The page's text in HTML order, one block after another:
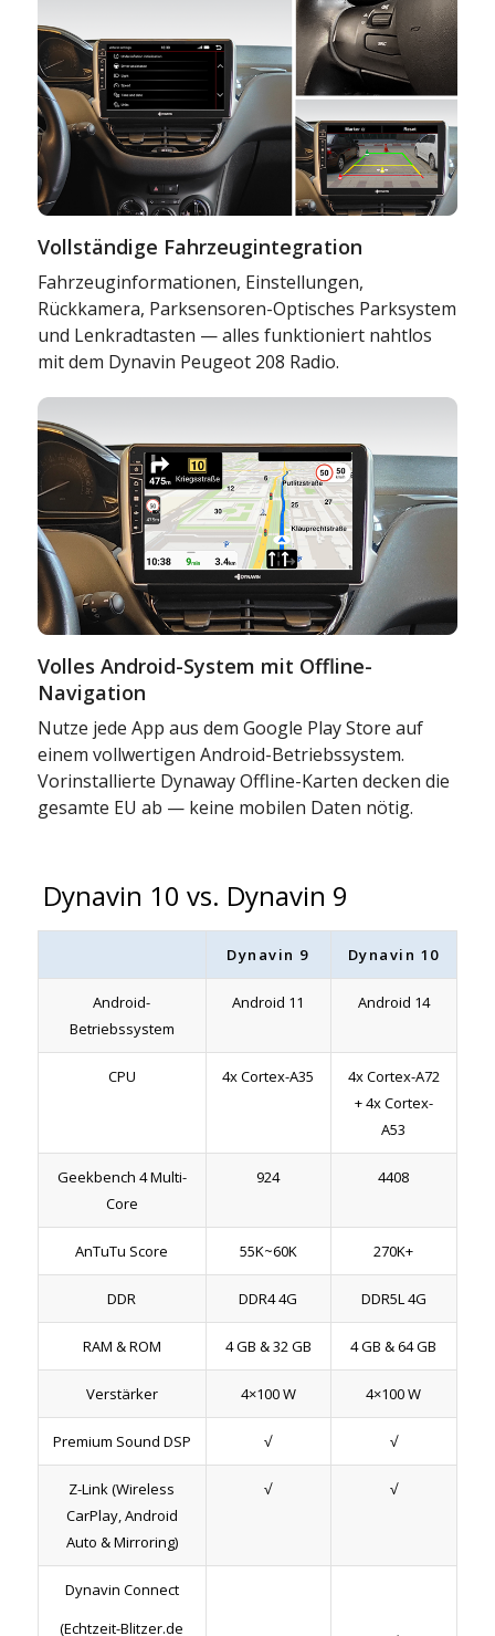
Vollständige Fahrzeugintegration
Fahrzeuginformationen, Einstellungen,
Rückkamera, Parksensoren-Optisches Parksystem
und Lenkradtasten — alles funktioniert nahtlos
mit dem Dynavin Peugeot 208 Radio.
Volles Android-System mit Offline-
Navigation
Nutze jede App aus dem Google Play Store auf
einem vollwertigen Android-Betriebssystem.
Vorinstallierte Dynaway Offline-Karten decken die
gesamte EU ab — keine mobilen Daten nötig.
Dynavin 10 vs. Dynavin 9
Dynavin 9 Dynavin 10
Android-
Betriebssystem
Android 11 Android 14
CPU 4x Cortex-A35
4x Cortex-A72
+ 4x Cortex-
A53
Geekbench 4 Multi-
Core
924 4408
AnTuTu Score 55K~60K 270K+
DDR DDR4 4G DDR5L 4G
RAM & ROM 4 GB & 32 GB 4 GB & 64 GB
Verstärker 4×100 W 4×100 W
Premium Sound DSP √ √
Z-Link(Wireless
CarPlay, Android
Auto & Mirroring)
√ √
Dynavin Connect
(Echtzeit-Blitzer.de